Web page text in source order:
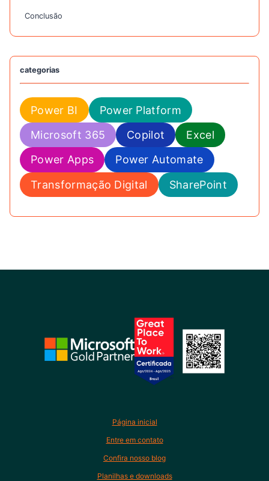
Conclusão
categorias
Power BI
Power Platform
Microsoft 365
Copilot
Excel
Power Apps
Power Automate
Transformação Digital
SharePoint
Página inicial
Entre em contato
Confira nosso blog
Planilhas e downloads